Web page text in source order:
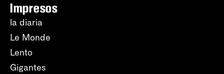
Impresos
la diaria
Le Monde
Lento
Gigantes